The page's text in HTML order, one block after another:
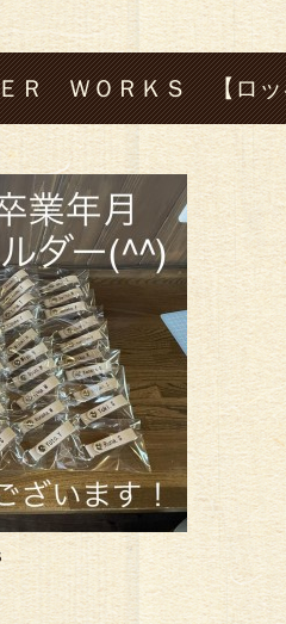
Ｒ ＷＯＲＫＳ 【ロッ